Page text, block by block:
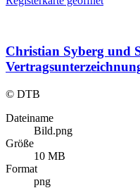
Christian Syberg und
© DTB
Dateiname
Bild.png
Größe
10 MB
Format
png